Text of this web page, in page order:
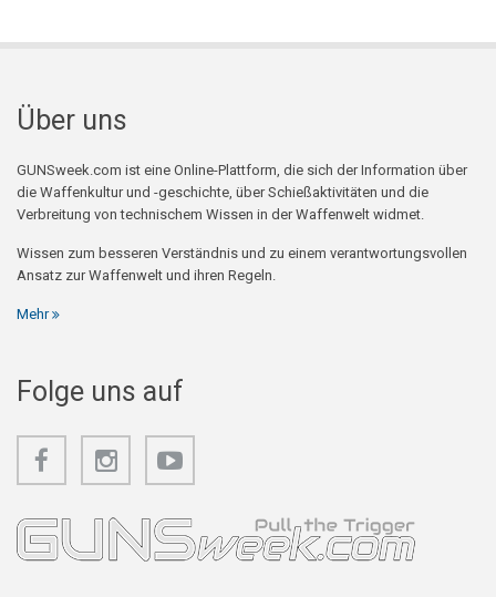
Über uns
GUNSweek.com ist eine Online-Plattform, die sich der Information über
die Waffenkultur und -geschichte, über Schießaktivitäten und die
Verbreitung von technischem Wissen in der Waffenwelt widmet.
Wissen zum besseren Verständnis und zu einem verantwortungsvollen
Ansatz zur Waffenwelt und ihren Regeln.
Mehr
Folge uns auf